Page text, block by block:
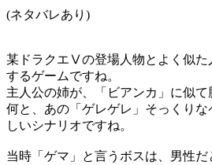
(ネタバレあり)
某ドラクエⅤの登場人物とよく似た
するゲームですね。
主人公の姉が、「ビアンカ」に似て
何と、あの「ゲレゲレ」そっくり
しいシナリオですね。
当時「ゲマ」と言うボスは、男性